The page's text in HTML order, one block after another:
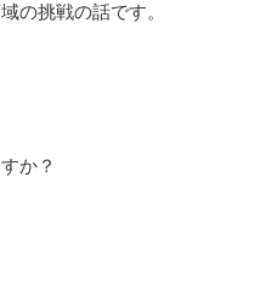
の挑戦の話です。
か？